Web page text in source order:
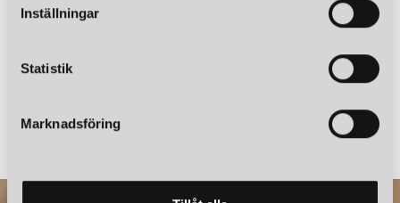
Inställningar
Statistik
Marknadsföring